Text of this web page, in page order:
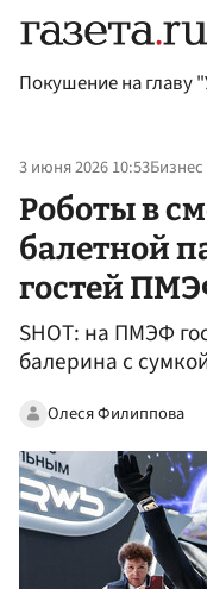
Покушение на главу
3 июня 2026 10:53Бизнес
Роботы в
балетной
гостей
SHOT: на ПМЭФ
балерина с
Олеся Филиппова